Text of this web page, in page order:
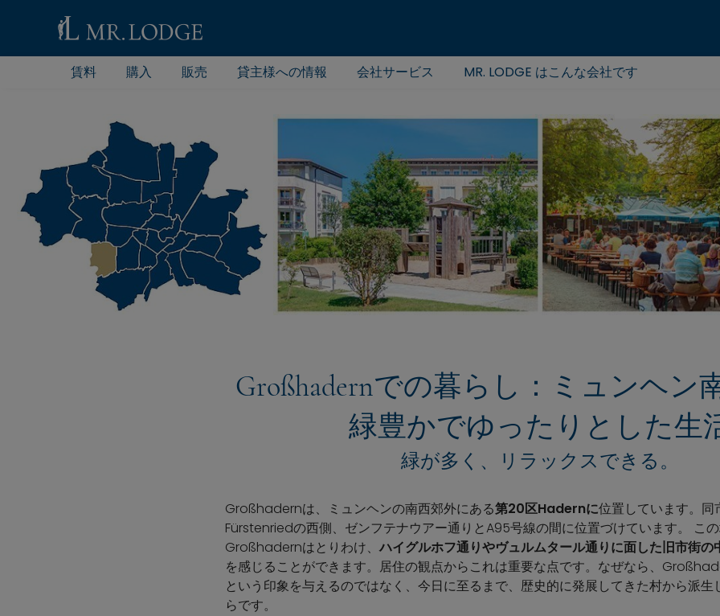
賃料 購入 販売 貸主様への情報 会社サービス MR. LODGE はこんな会社です
Großhadernでの暮らし：ミュンヘン
緑豊かでゆったりとした生
緑が多く、リラックスできる。
Großhadernは、ミュンヘンの南西郊外にある第20区Hadernに位置しています。
Fürstenriedの西側、ゼンフテナウアー通りとA95号線の間に位置づけています。 こ
Großhadernはとりわけ、ハイグルホフ通りやヴュルムタール通りに面した旧市街の
を感じることができます。居住の観点からこれは重要な点です。なぜなら、
という印象を与えるのではなく、今日に至るまで、歴史的に発展してきた村から派
らです。